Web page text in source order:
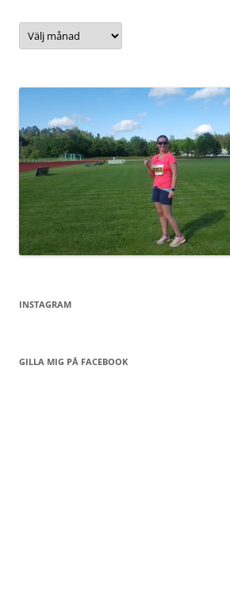
Arkiv
INSTAGRAM
GILLA MIG PÅ FACEBOOK